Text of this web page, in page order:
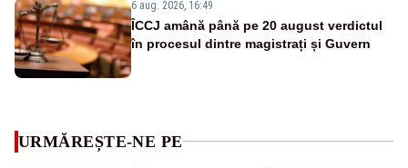
6 aug. 2026, 16:49
ÎCCJ amână până pe 20 august verdictul
în procesul dintre magistrați și Guvern
URMĂREȘTE-NE PE